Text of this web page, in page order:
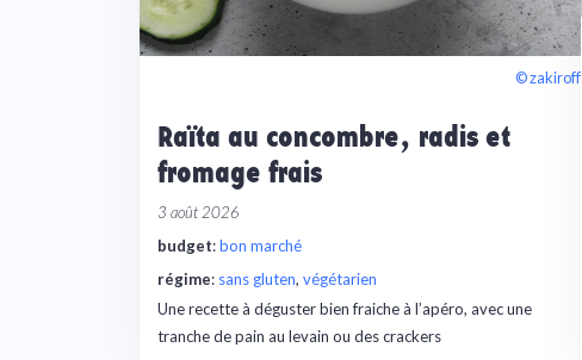
© zakiroff
Raïta au concombre, radis et
fromage frais
3 août 2026
budget:bon marché
régime: sans gluten, végétarien
Une recette à déguster bien fraiche à l’apéro, avec une
tranche de pain au levain ou des crackers